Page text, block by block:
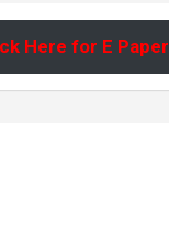
Here for E Paper